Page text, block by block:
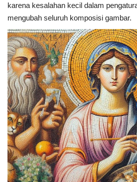
karena kesalahan kecil dalam
mengubah seluruh komposisi gambar.